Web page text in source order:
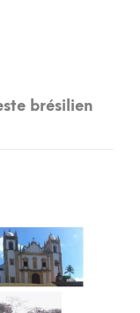
brésilien